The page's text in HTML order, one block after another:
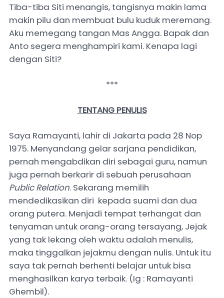
Tiba-tiba Siti menangis, tangisnya makin lama
makin pilu dan membuat bulu kuduk meremang.
Aku memegang tangan Mas Angga. Bapak dan
Anto segera menghampiri kami. Kenapa lagi
dengan Siti?
***
TENTANG PENULIS
Saya Ramayanti, lahir di Jakarta pada 28 Nop
1975. Menyandang gelar sarjana pendidikan,
pernah mengabdikan diri sebagai guru, namun
juga pernah berkarir di sebuah perusahaan
Public Relation. Sekarang memilih
mendedikasikan diri kepada suami dan dua
orang putera. Menjadi tempat terhangat dan
tenyaman untuk orang-orang tersayang, Jejak
yang tak lekang oleh waktu adalah menulis,
maka tinggalkan jejakmu dengan nulis. Untuk itu
saya tak pernah berhenti belajar untuk bisa
menghasilkan karya terbaik. (Ig : Ramayanti
Ghembil).